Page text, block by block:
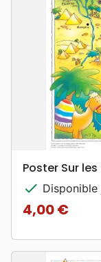
Poster Sur
check Disponible
Prix
4,00 €